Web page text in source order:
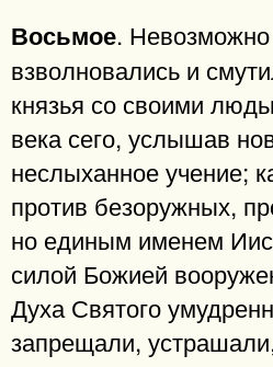
Восьмое. Невозможно
взволновались и
князья со своими
века сего, услышав
неслыханное учение;
против безоружных,
но единым именем
силой Божией
Духа Святого
запрещали,